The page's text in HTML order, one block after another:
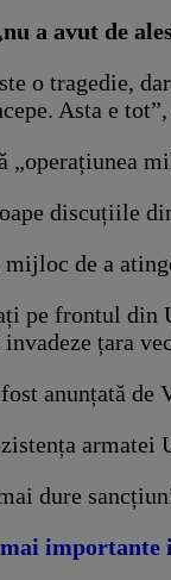
a avut de
o tragedie,
Asta e
discuțiile
de a
pe frontul din
țara
anunțată
dure
importante